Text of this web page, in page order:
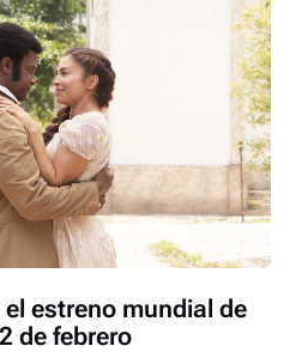
estreno mundial de
de febrero